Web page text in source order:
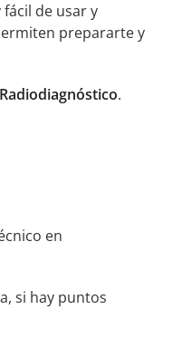
de usar y
prepararte y
.
en
si hay puntos